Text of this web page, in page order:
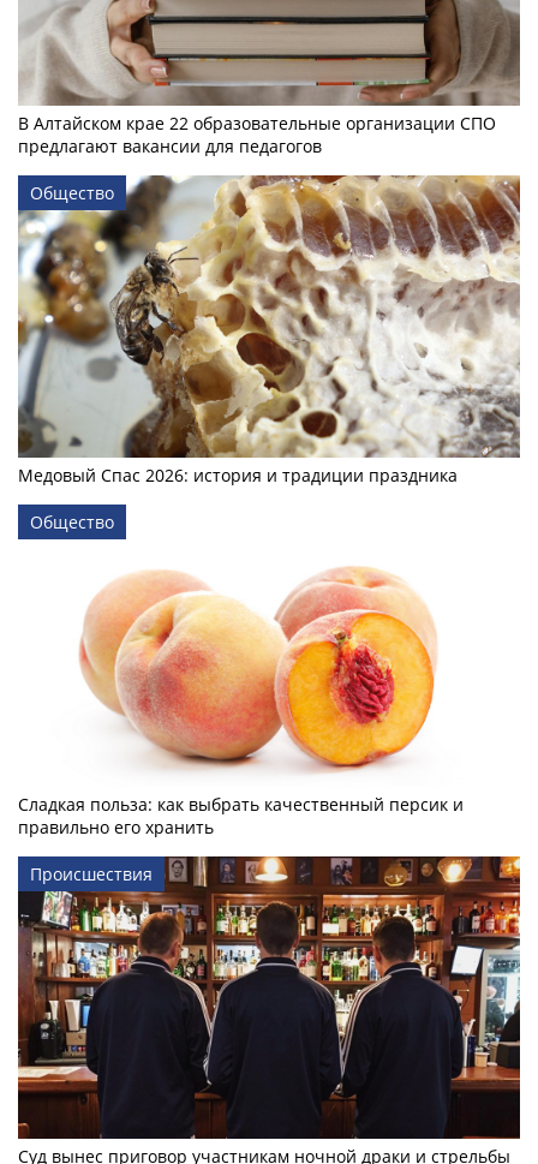
В Алтайском крае 22 образовательные организации СПО
предлагают вакансии для педагогов
Общество
Медовый Спас 2026: история и традиции праздника
Общество
Сладкая польза: как выбрать качественный персик и
правильно его хранить
Происшествия
Суд вынес приговор участникам ночной драки и стрельбы